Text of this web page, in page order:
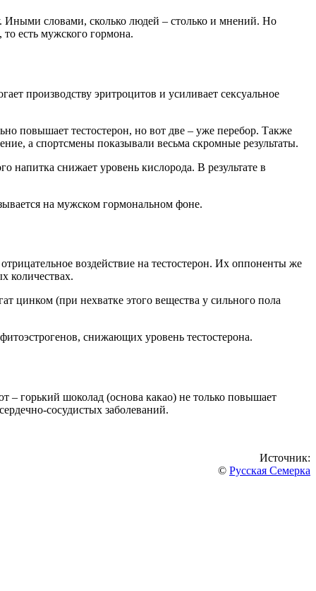
Иными словами, сколько людей – столько и мнений. Но
есть мужского гормона.
производству эритроцитов и усиливает сексуальное
повышает тестостерон, но вот две – уже перебор. Также
а спортсмены показывали весьма скромные результаты.
напитка снижает уровень кислорода. В результате в
на мужском гормональном фоне.
воздействие на тестостерон. Их оппоненты же
количествах.
цинком (при нехватке этого вещества у сильного пола
снижающих уровень тестостерона.
горький шоколад (основа какао) не только повышает
сосудистых заболеваний.
Источник:
© Русская Семерка